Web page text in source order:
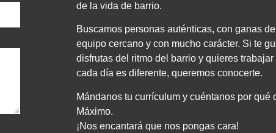
de la vida de barrio.
Buscamos personas auténticas, con ganas
equipo cercano y con mucho carácter. Si te
disfrutas del ritmo del barrio y quieres
cada día es diferente, queremos conocerte.
Mándanos tu currículum y cuéntanos por qué
Máximo.
¡Nos encantará que nos pongas cara!